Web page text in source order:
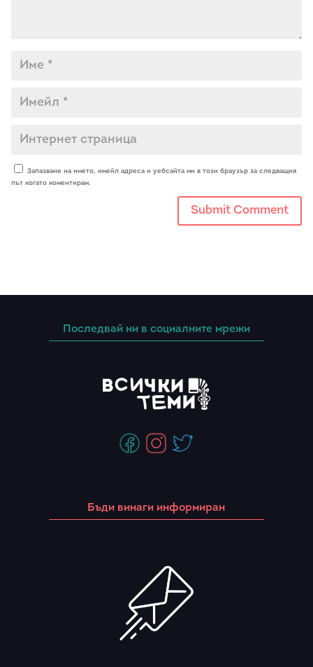
Запазване на името, имейл адреса и уебсайта ми в този браузър за следващия
път когато коментирам.
Последвай ни в социалните мрежи
Бъди винаги информиран